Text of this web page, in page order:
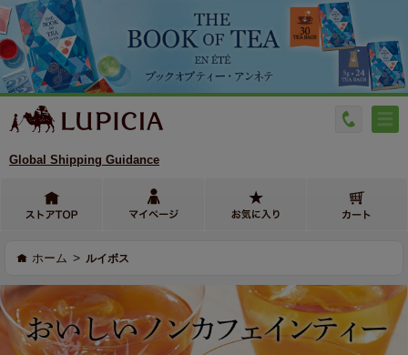
Global Shipping Guidance
ホーム > ルイボス